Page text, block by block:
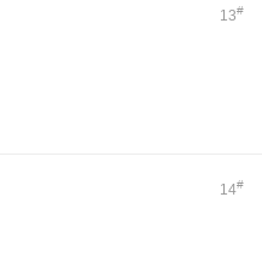
13#
14#